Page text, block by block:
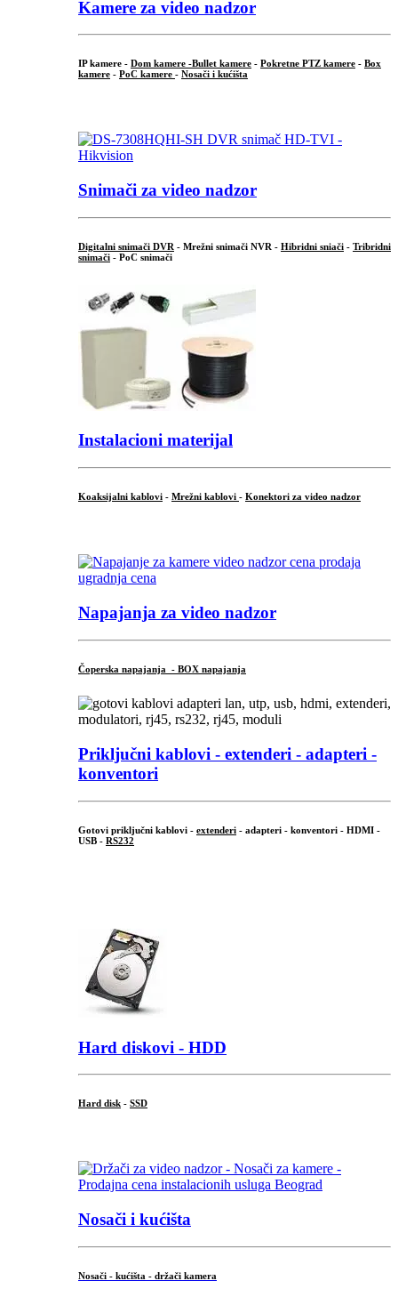
Kamere za video nadzor
IP kamere - Dom kamere -Bullet kamere - Pokretne PTZ kamere - Box
kamere - PoC kamere - Nosači i kućišta
Snimači za video nadzor
Digitalni snimači DVR - Mrežni snimači NVR - Hibridni sniači - Tribridni
snimači - PoC snimači
Instalacioni materijal
Koaksijalni kablovi - Mrežni kablovi - Konektori za video nadzor
Napajanja za video nadzor
Čoperska napajanja - BOX napajanja
Priključni kablovi - extenderi - adapteri -
konventori
Gotovi priključni kablovi - extenderi - adapteri - konventori - HDMI -
USB - RS232
Hard diskovi - HDD
Hard disk - SSD
Nosači i kućišta
Nosači - kućišta - držači kamera